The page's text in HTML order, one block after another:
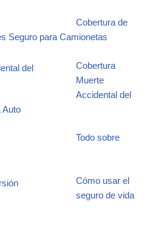
Cobertura de
Seguro para Camionetas
Cobertura
Muerte
Accidental del
Auto
Todo sobre
Cómo usar el
seguro de vida